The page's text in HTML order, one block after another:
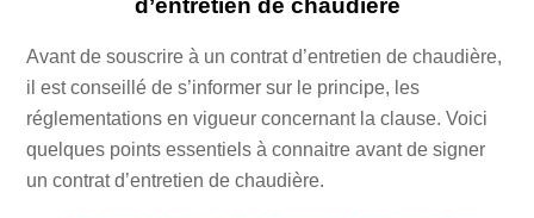
d’entretien de chaudière
Avant de souscrire à un contrat d’entretien de chaudière,
il est conseillé de s’informer sur le principe, les
réglementations en vigueur concernant la clause. Voici
quelques points essentiels à connaitre avant de signer
un contrat d’entretien de chaudière.